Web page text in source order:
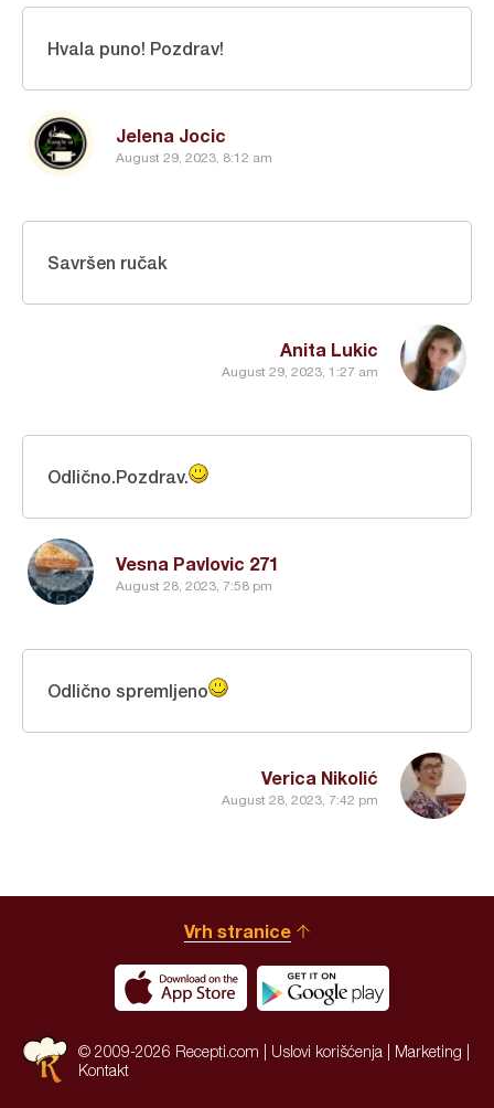
Jelena Jocic
August 29, 2023, 8:12 am
Hvala puno! Pozdrav!
Anita Lukic
August 29, 2023, 1:27 am
Savršen ručak
Vesna Pavlovic 271
August 28, 2023, 7:58 pm
Odlično.Pozdrav.
Verica Nikolić
August 28, 2023, 7:42 pm
Odlično spremljeno
Vrh stranice
© 2009-2026 Recepti.com | Uslovi korišćenja Marketing
Kontakt